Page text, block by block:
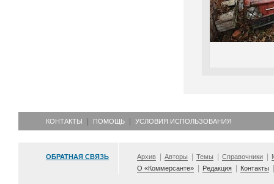
КОНТАКТЫ ПОМОЩЬ УСЛОВИЯ ИСПОЛЬЗОВАНИЯ
ОБРАТНАЯ СВЯЗЬ Архив Авторы Темы Справочники
О «Коммерсанте»
Редакция Контакты